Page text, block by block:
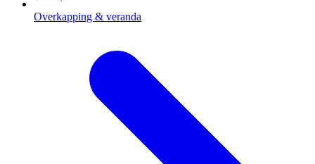
Overkapping & veranda